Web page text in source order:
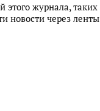
этого журнала,
новости через